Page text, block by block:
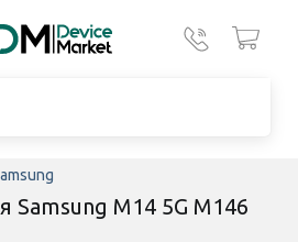
Samsung M14 5G M146